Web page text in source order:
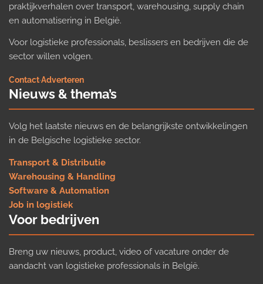
praktijkverhalen over transport, warehousing, supply chain
en automatisering in België.
Voor logistieke professionals, beslissers en bedrijven die de
sector willen volgen.
Contact·Adverteren
Nieuws & thema’s
Volg het laatste nieuws en de belangrijkste ontwikkelingen
in de Belgische logistieke sector.
Transport & Distributie
Warehousing & Handling
Software & Automation
Job in logistiek
Voor bedrijven
Breng uw nieuws, product, video of vacature onder de
aandacht van logistieke professionals in België.